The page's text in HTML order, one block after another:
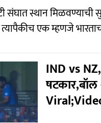
संघात स्थान
एक म्हणजे
IND vs
षटकार,बॉल